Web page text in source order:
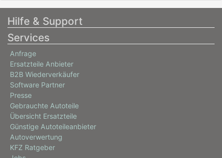
Hilfe & Support
Services
Anfrage
Ersatzteile Anbieter
B2B Wiederverkäufer
Software Partner
Presse
Gebrauchte Autoteile
Übersicht Ersatzteile
Günstige Autoteileanbieter
Autoverwertung
KFZ Ratgeber